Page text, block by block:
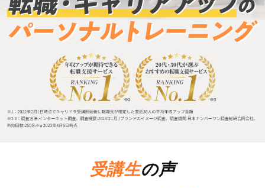
受講生の声
ニュース
お客様相談窓口
プライバシーポリシー
特定商取引法に基づく表記
キャリアチェンジ関連情報